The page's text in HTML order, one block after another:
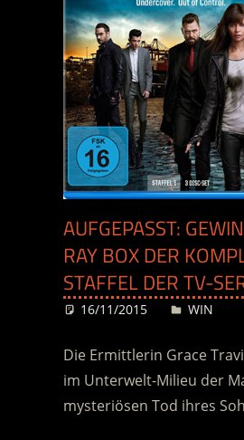
AUFGEPASST:
RAY BOX DER
STAFFEL DER TV-
16/11/2015 Desiree
WIN
Die Ermittlerin Grace
im Unterwelt-Milieu der
mysteriösen Tod ihres